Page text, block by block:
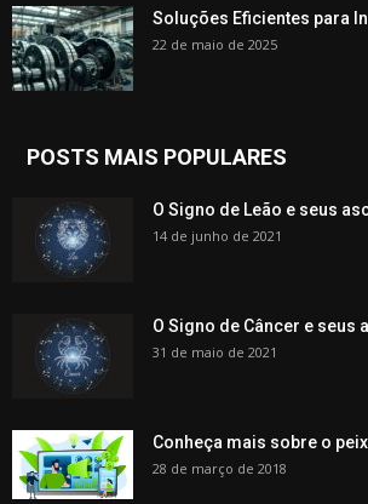
Soluções Eficientes para
22 de maio de 2025
POSTS MAIS POPULARES
O Signo de Leão e seus
14 de junho de 2021
O Signo de Câncer e seus
31 de maio de 2021
Conheça mais sobre o
28 de março de 2018